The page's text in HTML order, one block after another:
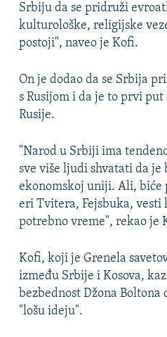
Srbiju da se pridruži
kulturološke, religijske
postoji", naveo je Kofi.
On je dodao da se Srbija
s Rusijom i da je to prvi
Rusije.
"Narod u Srbiji ima
sve više ljudi shvatati da je
ekonomskoj uniji. Ali, biće
eri Tvitera, Fejsbuka, vesti
potrebno vreme", rekao je
Kofi, koji je Grenela
između Srbije i Kosova,
bezbednost Džona
"lošu ideju".